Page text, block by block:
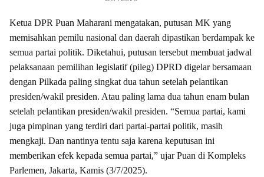
Ketua DPR Puan Maharani mengatakan, putusan MK yang
memisahkan pemilu nasional dan daerah dipastikan berdampak ke
semua partai politik. Diketahui, putusan tersebut membuat jadwal
pelaksanaan pemilihan legislatif (pileg) DPRD digelar bersamaan
dengan Pilkada paling singkat dua tahun setelah pelantikan
presiden/wakil presiden. Atau paling lama dua tahun enam bulan
setelah pelantikan presiden/wakil presiden. “Semua partai, kami
juga pimpinan yang terdiri dari partai-partai politik, masih
mengkaji. Dan nantinya tentu saja karena keputusan ini
memberikan efek kepada semua partai,” ujar Puan di Kompleks
Parlemen, Jakarta, Kamis (3/7/2025).